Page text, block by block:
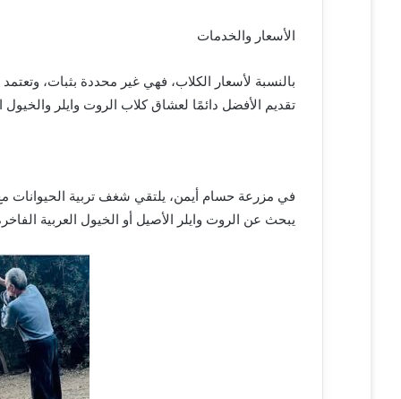
الأسعار والخدمات
بالنسبة لأسعار الكلاب، فهي غير محددة بثبات،
تقديم الأفضل دائمًا لعشاق كلاب الروت وايلر
في مزرعة حسام أيمن، يلتقي شغف تربية الحيوانات مع
يبحث عن الروت وايلر الأصيل أو الخيول العربية